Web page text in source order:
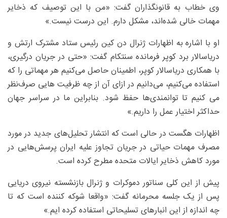
وی خطاب به قانونگذاران گفت: «من با این توصیف که ذخایر
مهمات خالی شده‌اند، مشکل دارم. این درست نیست.»
او با اشاره به اظهارات ژنرال دن کین رئیس ستاد مشترک ارتش و
دریاسالار برد کوپر فرمانده سنتکام گفت: «حتی در جریان درگیری،
با همکاری دریاسالار کوپر، اطمینان حاصل می‌کنیم هر مهماتی را که
استفاده می‌کنیم، می‌دانیم در ازای آن از چه ظرفیت هایی صرف‌نظر
می کنیم تا توانمندی‌ها حفظ شود. بنابراین ما در سراسر جهان
حداکثر اختیار عمل را داریم.»
اظهارات هگست در حالی است که انتشار تحلیل‌های جدید در مورد
مصرف مهمات حیاتی در جریان تجاوز علیه ایران پرسش‌هایی در
مورد کاهش ذخایر ایالات متحده مطرح کرده است.
پیش از این کلی سناتور دموکرات و ژنرال بازنشسته نیروی دریایی
پس از یک جلسه محرمانه گفت: «واقعا شوکه کننده است که تا
چه اندازه از این انبارهای تسلیحاتی استفاده کرده ایم.»